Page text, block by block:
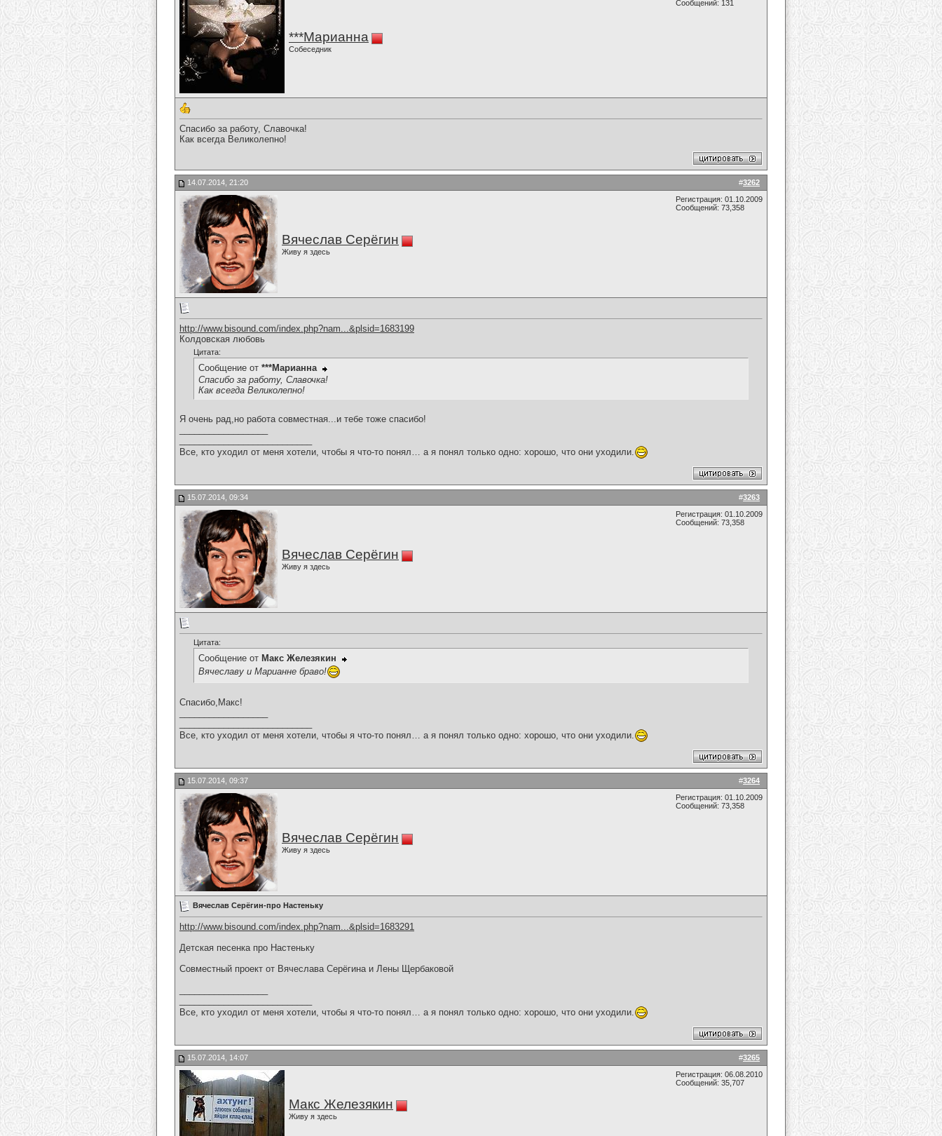
***Марианна
Собеседник
Сообщений: 131
Спасибо за работу, Славочка!
Как всегда Великолепно!
#3262
14.07.2014, 21:20
Вячеслав Серёгин
Живу я здесь
Регистрация: 01.10.2009
Сообщений: 73,358
http://www.bisound.com/index.php?nam...&plsid=1683199
Колдовская любовь
Цитата:
Сообщение от ***Марианна
Спасибо за работу, Славочка!
Как всегда Великолепно!
Я очень рад,но работа совместная...и тебе тоже спасибо!
Все, кто уходил от меня хотели, чтобы я что-то понял… а я понял только одно: хорошо, что они уходили.
#3263
15.07.2014, 09:34
Вячеслав Серёгин
Живу я здесь
Регистрация: 01.10.2009
Сообщений: 73,358
Цитата:
Сообщение от Макс Железякин
Вячеславу и Марианне браво!
Спасибо,Макс!
Все, кто уходил от меня хотели, чтобы я что-то понял… а я понял только одно: хорошо, что они уходили.
#3264
15.07.2014, 09:37
Вячеслав Серёгин
Живу я здесь
Регистрация: 01.10.2009
Сообщений: 73,358
Вячеслав Серёгин-про Настеньку
http://www.bisound.com/index.php?nam...&plsid=1683291
Детская песенка про Настеньку
Совместный проект от Вячеслава Серёгина и Лены Щербаковой
Все, кто уходил от меня хотели, чтобы я что-то понял… а я понял только одно: хорошо, что они уходили.
#3265
15.07.2014, 14:07
Макс Железякин
Живу я здесь
Регистрация: 06.08.2010
Сообщений: 35,707